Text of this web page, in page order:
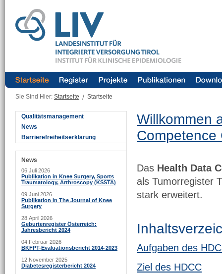
Sie Sind Hier: Startseite / Startseite
Qualitätsmanagement
News
Barrierefreiheitserklärung
News
06.Juli 2026
Publikation in Knee Surgery, Sports
Traumatology, Arthroscopy (KSSTA)
09.Juni 2026
Publikation in The Journal of Knee
Surgery
28.April 2026
Geburtenregister Österreich:
Jahresbericht 2024
04.Februar 2026
BKFPT-Evaluationsbericht 2014-2023
12.November 2025
Diabetesregisterbericht 2024
Willkommen
Competence
Das Health Data
als Tumorregister
stark erweitert.
Aufgaben des
Ziel des HDCC